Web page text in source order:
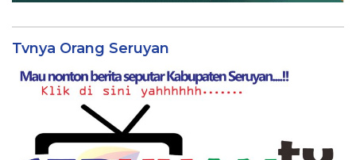
Tvnya Orang Seruyan